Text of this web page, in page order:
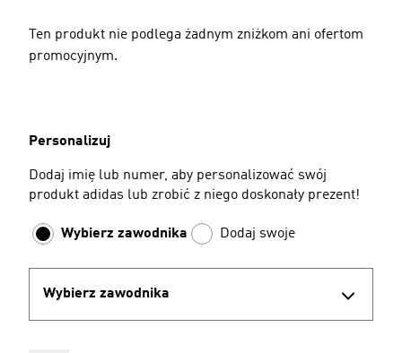
Ten produkt nie podlega żadnym zniżkom ani ofertom
promocyjnym.
Personalizuj
Dodaj imię lub numer, aby personalizować swój
produkt adidas lub zrobić z niego doskonały prezent!
Wybierz zawodnika Dodaj swoje
Wybierz zawodnika